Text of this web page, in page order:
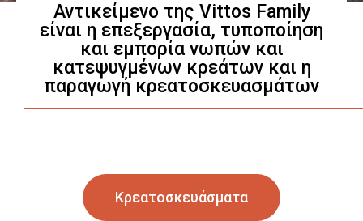
Αντικείμενο της Vittos Family
είναι η επεξεργασία, τυποποίηση
και εμπορία νωπών και
κατεψυγμένων κρεάτων και η
παραγωγή κρεατοσκευασμάτων
Κρεατοσκευάσματα